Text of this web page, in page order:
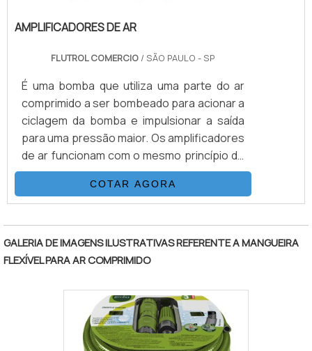
AMPLIFICADORES DE AR
FLUTROL COMERCIO / SÃO PAULO - SP
É uma bomba que utiliza uma parte do ar
comprimido a ser bombeado para acionar a
ciclagem da bomba e impulsionar a saída
para uma pressão maior. Os amplificadores
de ar funcionam com o mesmo princípio de
operação que as bombas e os
boosters.Multiplicando as pressões
através da relação área de pistões. O
produto é muito utilizado em empresas que
possuem o processo de sopro de
embalagens PET, como, por exemplo,
cosméticos, entre muitas outras.
Conhecido comume.
COTAR AGORA
GALERIA DE IMAGENS ILUSTRATIVAS REFERENTE A MANGUEIRA
FLEXÍVEL PARA AR COMPRIMIDO